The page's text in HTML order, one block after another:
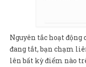
Nguyên tắc hoạt
đang tắt, bạn chạm
lên bất kỳ điểm nào